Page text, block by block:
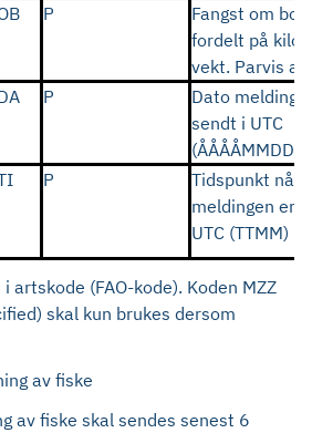
P
Fangst om
fordelt på kilo
vekt. Parvis
P
Dato
sendt i UTC
(ÅÅÅÅMMDD)
P
Tidspunkt når
meldingen er
UTC (TTMM)
artskode (FAO-kode). Koden MZZ
skal kun brukes dersom
av fiske
av fiske skal sendes senest 6